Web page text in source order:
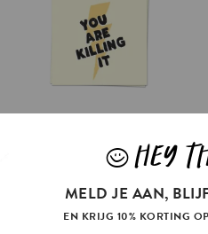
JHEY
MELD JE AAN,
EN KRIJG 10% KORTING